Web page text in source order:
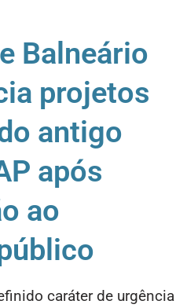
Balneário
projetos
antigo
após
ao
caráter de urgência